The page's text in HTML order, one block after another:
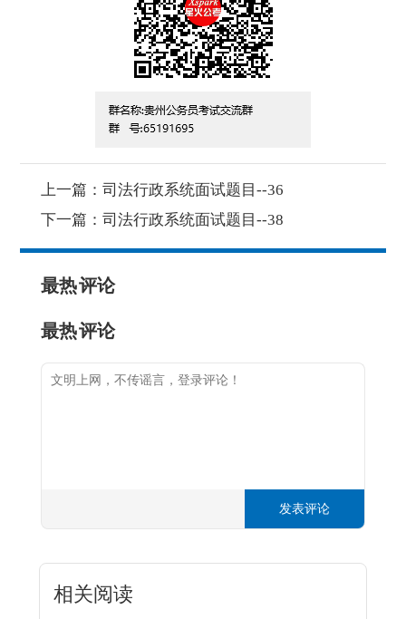
上一篇： 司法行政系统面试题目--36
下一篇： 司法行政系统面试题目--38
最热评论
最热评论
发表评论
相关阅读